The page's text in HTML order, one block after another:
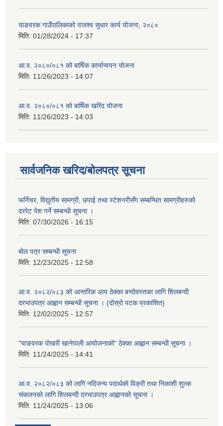
याङवरक गाउँपालिकाको राजश्व सुधार कार्य योजना, २०८०
मिति: 01/28/2024 - 17:37
आ.व. २०८०/०८१ को बार्षिक कार्यान्वयन योजना
मिति: 11/26/2023 - 14:07
आ.व. २०८०/०८१ को बार्षिक खरिद योजना
मिति: 11/26/2023 - 14:03
सार्वजनिक खरिद/बोलपत्र सूचना
फर्निचर, विद्युतीय सामग्री, छपाई तथा स्टेशनरीसँग सम्बन्धित सामग्रीहरुको
दररेट पेश गर्ने सम्बन्धी सूचना ।
मिति: 07/30/2026 - 16:15
बोल पत्र सम्बन्धी सूचना
मिति: 12/23/2025 - 12:58
आ.व. २०८२/०८३ को आन्तरिक आय ठेक्का बन्दोवस्तका लागि शिलबन्दी
दरभाउपत्र आह्वान सम्बन्धी सूचना । (दोस्रो पटक प्रकाशित)
मिति: 12/02/2025 - 12:57
"याङवरक पोखरी खानेपाली आयोजनाको" ठेक्का आह्वान सम्बन्धी सूचना ।
मिति: 11/24/2025 - 14:41
आ.व. २०८२/०८३ को लागि नदिजन्य पदार्थको विक्री तथा निकाशी शुल्क
संकलनको लागि शिलबन्दी दरभाउपत्र आह्वानको सूचना ।
मिति: 11/24/2025 - 13:06